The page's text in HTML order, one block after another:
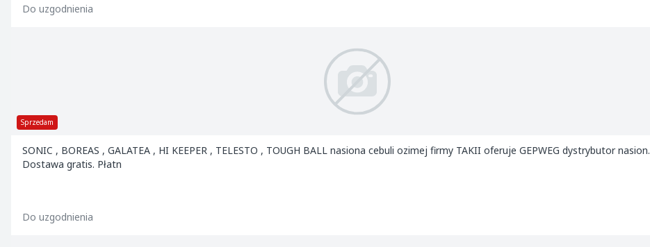
Do uzgodnienia
Sprzedam
SONIC , BOREAS , GALATEA , HI KEEPER , TELESTO , TOUGH BALL nasiona cebuli ozimej firmy TAKII oferuje GEPWEG dystrybutor nasion.
Dostawa gratis. Płatn
Do uzgodnienia